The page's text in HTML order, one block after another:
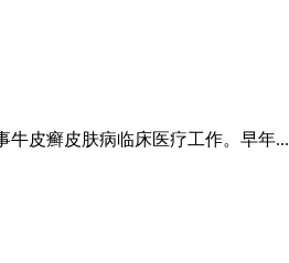
牛皮癣皮肤病临床医疗工作。早年...